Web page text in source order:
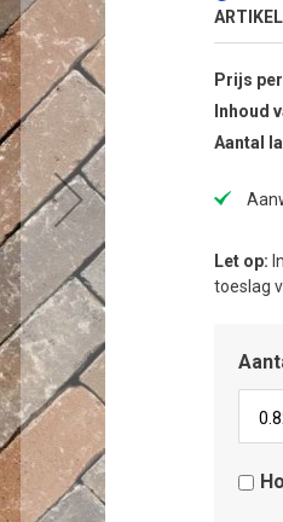
Prijs
Inhoud
Aantal
Let op:
toeslag